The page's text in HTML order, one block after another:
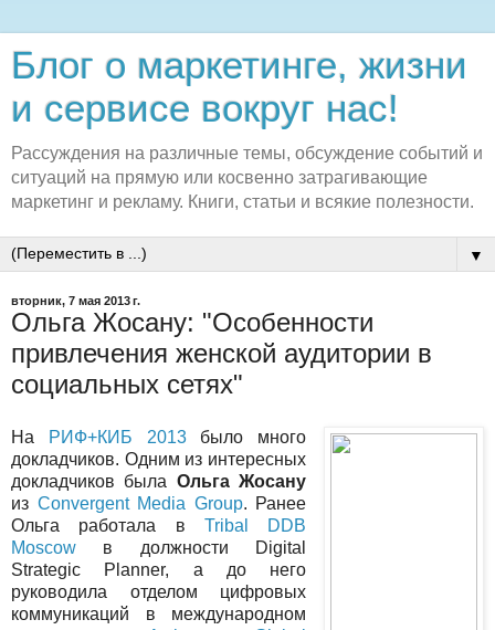
Блог о маркетинге, жизни
и сервисе вокруг нас!
Рассуждения на различные темы, обсуждение событий и
ситуаций на прямую или косвенно затрагивающие
маркетинг и рекламу. Книги, статьи и всякие полезности.
▼
вторник, 7 мая 2013 г.
Ольга Жосану: "Особенности
привлечения женской аудитории в
социальных сетях"
На РИФ+КИБ 2013было много
докладчиков. Одним из интересных
докладчиков была Ольга Жосану
из Сonvergent Media Group. Ранее
Ольга работала в Tribal DDB
Moscow в должности Digital
Strategic Planner, а до него
руководила отделом цифровых
коммуникаций в международном